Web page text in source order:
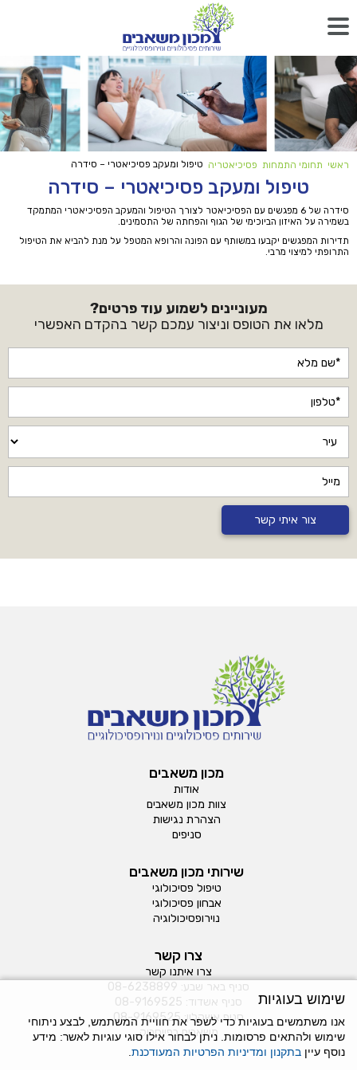
ראשי תחומי התמחות פסיכיאטריה טיפול ומעקב פסיכיאטרי – סידרה
טיפול ומעקב פסיכיאטרי – סידרה
סידרה של 6 מפגשים עם הפסיכיאטר לצורך הטיפול והמעקב הפסיכיאטרי המתמקד
בשמירה על האיזון הביוכימי של הגוף והפחתה של התסמינים.
תדירות המפגשים יקבעו במשותף עם הפונה והרופא המטפל על מנת להביא את הטיפול
התרופתי למיצוי מרבי.
מעוניינים לשמוע עוד פרטים?
מלאו את הטופס וניצור עמכם קשר בהקדם האפשרי
צור איתי קשר
מכון משאבים
אודות
צוות מכון משאבים
הצהרת נגישות
סניפים
שירותי מכון משאבים
טיפול פסיכולוגי
אבחון פסיכולוגי
נוירופסיכולוגיה
צרו קשר
צרו איתנו קשר
סניף באר שבע: 08-6238899
סניף אשדוד: 08-9169525
סניף אשקלון: 08-9169525
משאבים בפייסבוק
שימוש בעוגיות
אנו משתמשים בעוגיות כדי לשפר את חוויית המשתמש, לבצע ניתוחי
שימוש ולהתאים פרסומות. ניתן לבחור אילו סוגי עוגיות לאשר: מידע
נוסף עיין בתקנון ומדיניות הפרטיות המעודכנת.